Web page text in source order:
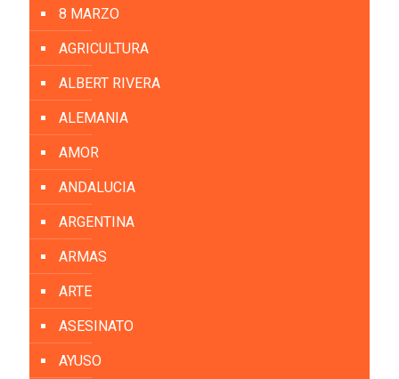
8 MARZO
AGRICULTURA
ALBERT RIVERA
ALEMANIA
AMOR
ANDALUCIA
ARGENTINA
ARMAS
ARTE
ASESINATO
AYUSO